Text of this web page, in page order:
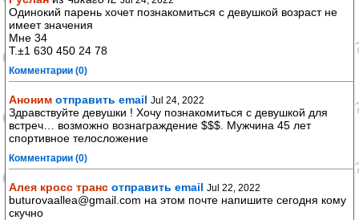
Одинокий парень хочет познакомиться с девушкой возраст не
имеет значения
Мне 34
Т.±1 630 450 24 78
Комментарии (0)
Аноним отправить email Jul 24, 2022
Здравствуйте девушки ! Хочу познакомиться с девушкой для
встреч… возможно вознаграждение $$$. Мужчина 45 лет
спортивное телосложение
Комментарии (0)
Алея кросс транс отправить email Jul 22, 2022
buturovaallea@gmail.com на этом почте напишите сегодня кому
скучно